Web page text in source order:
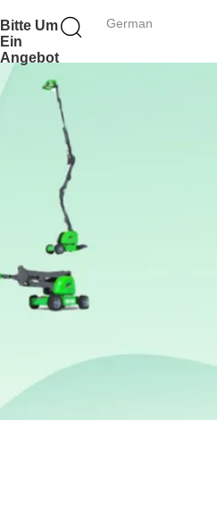
German
Bitte Um
Ein
Angebot